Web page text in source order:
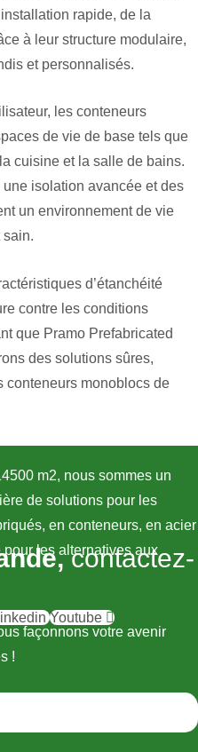
rapide, de la
à leur structure modulaire,
et personnalisés.
les conteneurs
de vie de base tels que
cuisine et la salle de bains.
isolation avancée et des
un environnement de vie
sain.
d’étanchéité
contre les conditions
que Pramo Prefabricated
des solutions sûres,
conteneurs monoblocs de
m2, nous sommes un
de solutions pour les
en conteneurs, en acier
les alternatives aux
Youtube
contactez-
façonnons votre avenir
!